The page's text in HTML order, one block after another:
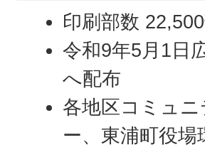
印刷部数
令和9年5月1日
へ配布
各地区コミュ
ー、東浦町役